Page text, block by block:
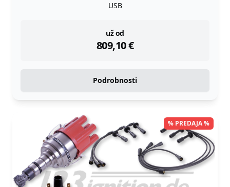
USB
už od
809,10€
instock
Podrobnosti
% PREDAJA %